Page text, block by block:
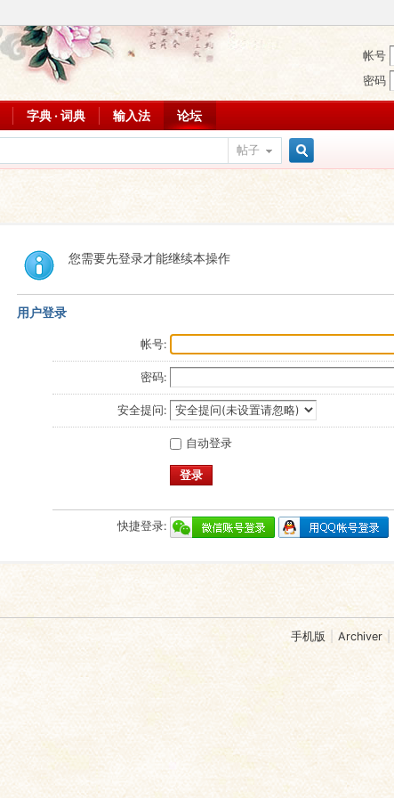
帐号
密码
字典 · 词典 输入法 论坛
帖子
您需要先登录才能继续本操作
用户登录
帐号:
密码:
安全提问:
自动登录
登录
快捷登录:
手机版 Archiver